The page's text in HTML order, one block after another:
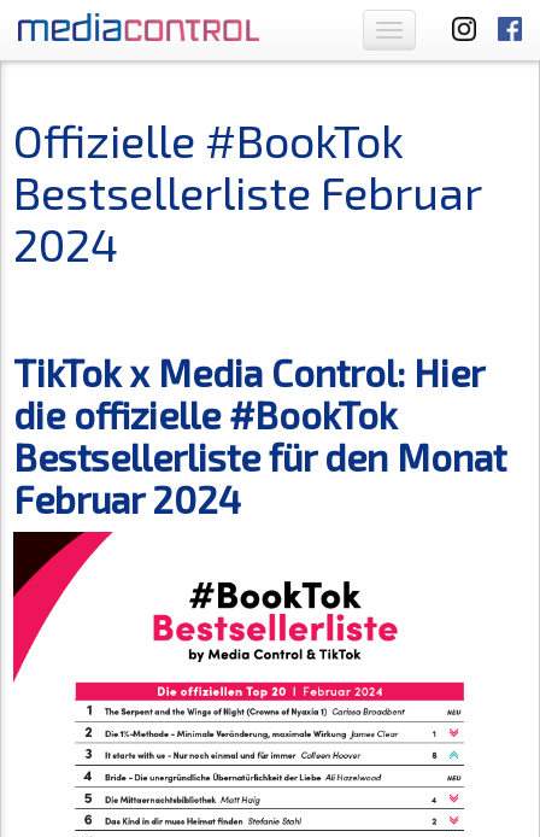
Toggle
navigation
Offizielle #BookTok
Bestsellerliste Februar
2024
TikTok x Media Control: Hier
die offizielle #BookTok
Bestsellerliste für den Monat
Februar 2024